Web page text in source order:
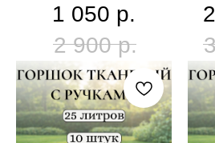
1 050 р.
2 900 р.